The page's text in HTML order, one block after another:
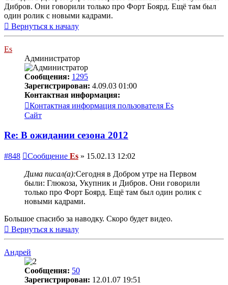
Дибров. Они говорили только про Форт Боярд. Ещё там был
один ролик с новыми кадрами.
Вернуться к началу
Es
Администратор
Сообщения: 1295
Зарегистрирован: 4.09.03 01:00
Контактная информация:
Контактная информация пользователя Es
Сайт
Re: В ожидании сезона 2012
#848 Сообщение Es » 15.02.13 12:02
Дима писал(а):Сегодня в Добром утре на Первом
были: Глюкоза, Укупник и Дибров. Они говорили
только про Форт Боярд. Ещё там был один ролик с
новыми кадрами.
Большое спасибо за наводку. Скоро будет видео.
Вернуться к началу
Андрей
Сообщения: 50
Зарегистрирован: 12.01.07 19:51